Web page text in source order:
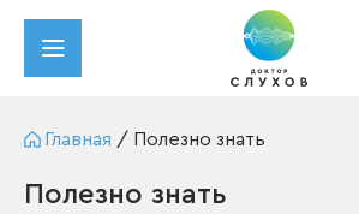
Главная / Полезно знать
Полезно знать